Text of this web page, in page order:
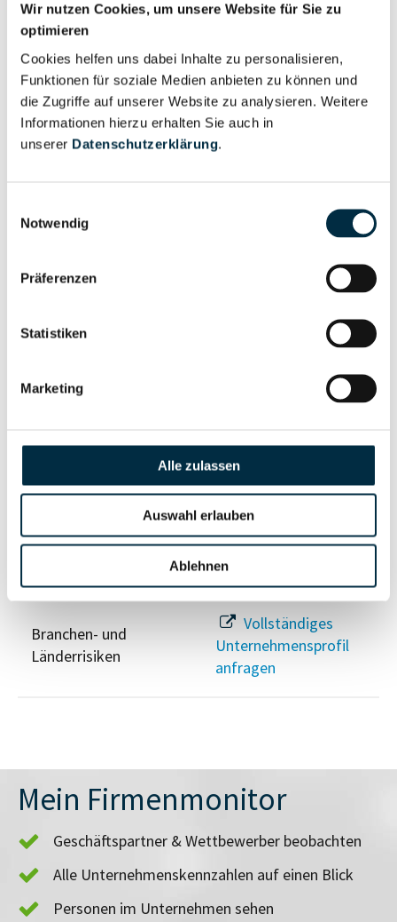
Wir nutzen Cookies, um unsere Website für Sie zu
optimieren
Cookies helfen uns dabei Inhalte zu personalisieren,
Funktionen für soziale Medien anbieten zu können und
die Zugriffe auf unserer Website zu analysieren. Weitere
Informationen hierzu erhalten Sie auch in
unserer Datenschutzerklärung.
Notwendig
Präferenzen
Statistiken
Marketing
Alle zulassen
Auswahl erlauben
Ablehnen
Gesellschafterstruktur
Vollständiges
anfragen
Unternehmensnetzwerk
Vollständiges
Unternehmensprofil
Wirtschaftlich
Vollständiges
Sanktionslistenstatus
anfragen
Insolvenzinformationen
Vollständiges
Unternehmensprofil
anfragen
Branchen- und
Länderrisiken
Vollständiges
Unternehmensprofil
anfragen
Mein Firmenmonitor
Geschäftspartner & Wettbewerber beobachten
Alle Unternehmenskennzahlen auf einen Blick
Personen im Unternehmen sehen